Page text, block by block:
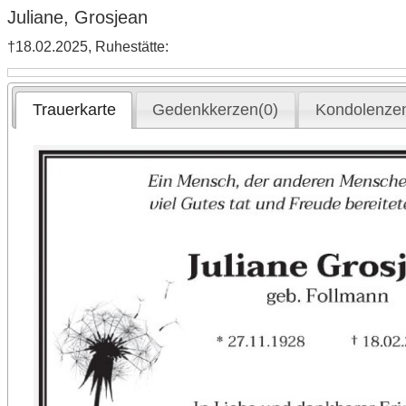
Juliane, Grosjean
†18.02.2025, Ruhestätte:
Trauerkarte Gedenkkerzen(0)